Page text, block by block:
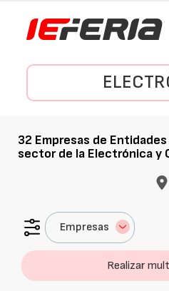
32 Empresas de
sector de la Electrónica y
Empresas
Realizar